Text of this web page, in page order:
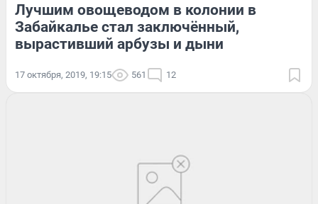
Лучшим овощеводом в колонии в
Забайкалье стал заключённый,
вырастивший арбузы и дыни
17 октября, 2019, 19:15 561 12